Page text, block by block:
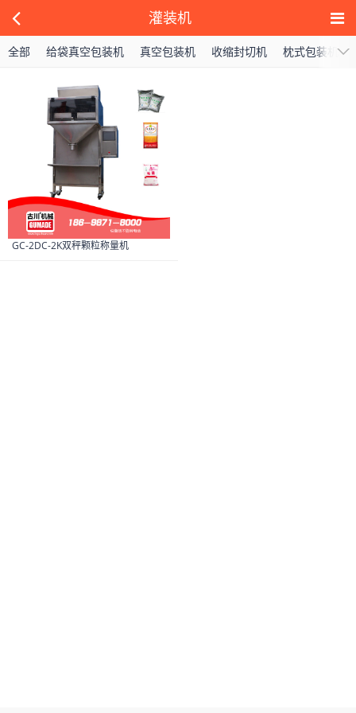
灌装机
全部 给袋真空包装机 真空包装机 收缩封切机 枕式包装机
GC-2DC-2K双秤颗粒称量机